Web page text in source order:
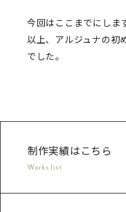
今回はここまでにしま
以上、アルジュナの初
でした。
制作実績はこちら
Works list